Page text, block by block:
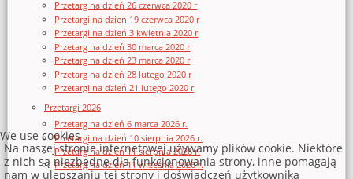
Przetarg na dzień 26 czerwca 2020 r
Przetargi na dzień 19 czerwca 2020 r
Przetargi na dzień 3 kwietnia 2020 r
Przetarg na dzień 30 marca 2020 r
Przetarg na dzień 23 marca 2020 r
Przetarg na dzień 28 lutego 2020 r
Przetargi na dzień 21 lutego 2020 r
Przetargi 2026
Przetarg na dzień 6 marca 2026 r.
Przetargi na dzień 10 sierpnia 2026 r.
Przetarg na dzień 11 sierpnia 2026 r.
Przetarg na dzień 11 września 2026 r.
We use cookies
Na naszej stronie internetowej używamy plików cookie. Niektóre
z nich są niezbędne dla funkcjonowania strony, inne pomagają
nam w ulepszaniu tej strony i doświadczeń użytkownika